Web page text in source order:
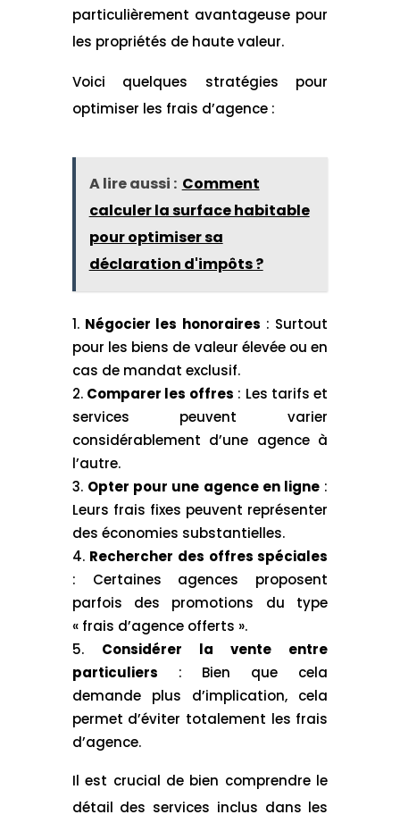
particulièrement avantageuse pour
les propriétés de haute valeur.
Voici quelques stratégies pour
optimiser les frais d’agence :
A lire aussi : Comment
calculer la surface habitable
pour optimiser sa
déclaration d'impôts ?
Négocier les honoraires : Surtout
pour les biens de valeur élevée ou en
cas de mandat exclusif.
Comparer les offres : Les tarifs et
services peuvent varier
considérablement d’une agence à
l’autre.
Opter pour une agence en ligne :
Leurs frais fixes peuvent représenter
des économies substantielles.
Rechercher des offres spéciales
: Certaines agences proposent
parfois des promotions du type
« frais d’agence offerts ».
Considérer la vente entre
particuliers : Bien que cela
demande plus d’implication, cela
permet d’éviter totalement les frais
d’agence.
Il est crucial de bien comprendre le
détail des services inclus dans les